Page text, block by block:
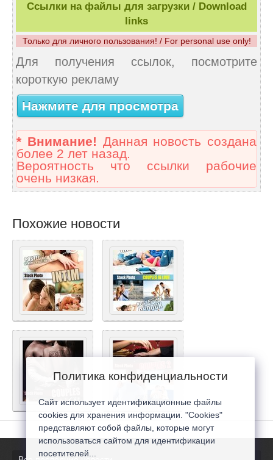
Ссылки на файлы для загрузки / Download
links
Только для личного пользования! / For personal use only!
Для получения ссылок, посмотрите
короткую рекламу
Нажмите для просмотра
* Внимание! Данная новость создана
более 2 лет назад.
Вероятность что ссылки рабочие
очень низкая.
Похожие новости
Политика конфиденциальности
Сайт использует идентификационные файлы
cookies для хранения информации. "Cookies"
представляют собой файлы, которые могут
использоваться сайтом для идентификации
посетителей...